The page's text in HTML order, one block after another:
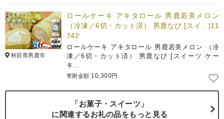
秋田県男鹿市
ロールケーキ アキタロール 男鹿若美メロン
（冷凍／6切・カット済） 男鹿なび [スイ…|11
742
ロールケーキ アキタロール 男鹿若美メロン （冷
凍／6切・カット済） 男鹿なび [スイーツ ケー
キ…
寄附金額 10,300円
「お菓子・スイーツ」
に関連するお礼の品をもっと見る